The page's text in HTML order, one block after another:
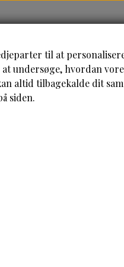
HUDPLEJE
til at
undersøge, hvordan
altid tilbagekalde dit
siden.